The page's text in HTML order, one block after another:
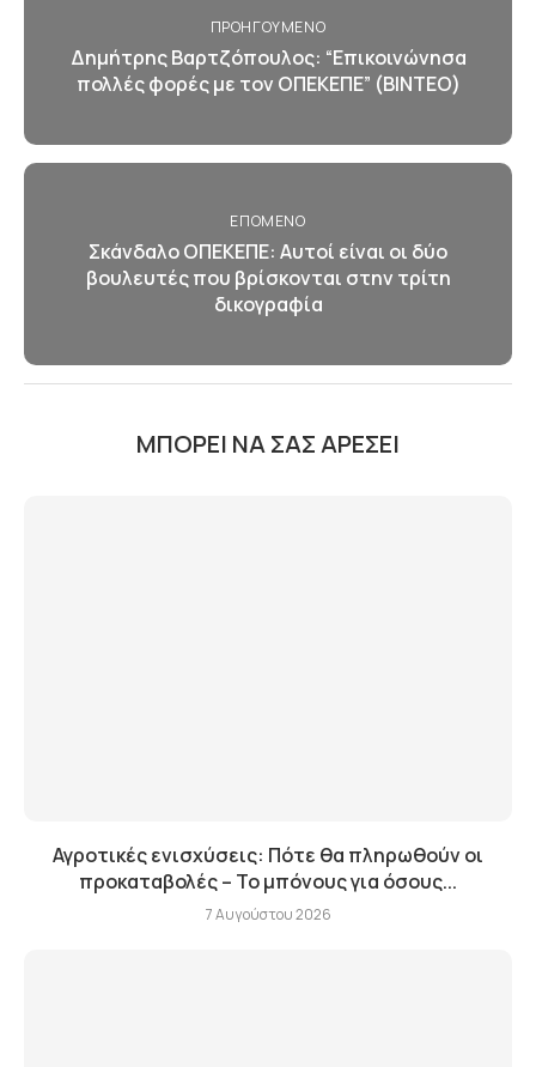
ΠΡΟΗΓΟΎΜΕΝΟ
Δημήτρης Βαρτζόπουλος: “Επικοινώνησα
πολλές φορές με τον ΟΠΕΚΕΠΕ” (ΒΙΝΤΕΟ)
ΕΠΌΜΕΝΟ
Σκάνδαλο ΟΠΕΚΕΠΕ: Αυτοί είναι οι δύο
βουλευτές που βρίσκονται στην τρίτη
δικογραφία
ΜΠΟΡΕΊ ΝΑ ΣΑΣ ΑΡΈΣΕΙ
Αγροτικές ενισχύσεις: Πότε θα πληρωθούν οι
προκαταβολές – Το μπόνους για όσους...
7 Αυγούστου 2026